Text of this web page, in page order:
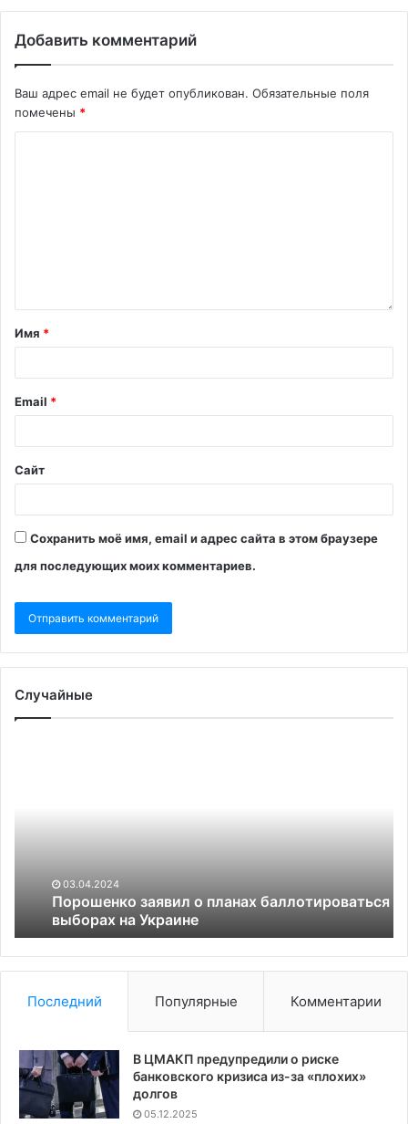
Добавить комментарий
Ваш адрес email не будет опубликован. Обязательные поля
помечены *
Имя *
Email *
Сайт
Сохранить моё имя, email и адрес сайта в этом браузере
для последующих моих комментариев.
Случайные
Украине
03.04.2024
Порошенко заявил о планах баллотироваться на
выборах на Украине
Последний Популярные Комментарии
В ЦМАКП предупредили о риске
банковского кризиса из-за «плохих»
долгов
05.12.2025